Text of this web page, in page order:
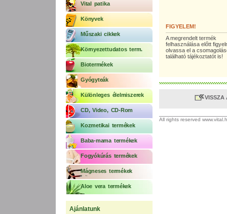
Vital patika
Könyvek
Műszaki cikkek
Környezettudatos term.
Biotermékek
Gyógyteák
Különleges élelmiszerek
CD, Video, CD-Rom
Kozmetikai termékek
Baba-mama termékek
Fogyókúrás termékek
Mágneses termékek
Aloe vera termékek
Ajánlatunk
FIGYELEM!
A megrendelt termék
felhasználása előtt
olvassa el a
található tájékoztatót is!
VISSZA
All rights reserved